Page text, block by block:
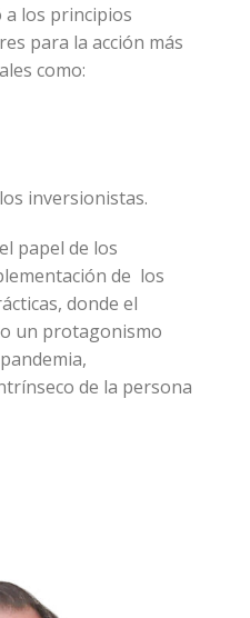
los principios
para la acción más
como:
inversionistas.
papel de los
de los
donde el
un protagonismo
de la persona